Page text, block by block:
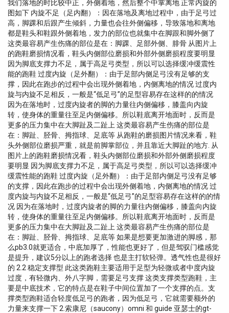
我们落地的时比较中正，外侧着地，然后整个中掌离地 正常内旋的
图如下 内旋不足（足内翻）：因在落地及离地过程中，由于足弓过
高，脚踝和后跟产生倾斜，力量也会往外侧偏移，导致落地和离地
都是鞋头和鞋跟外侧着地，发力的部位也就集中在脚跟和脚外侧了
这类最容易产生伤痛的部位是在：脚踝、足部外侧、腓骨 从图片上
的跑鞋磨损情况看，鞋头内侧部位磨损和外部外侧磨损程度要明显
因为脚底支撑力不足，属于高足弓类型，所以可以选择缓冲缓震性
能的跑鞋 过度内旋（足外翻）：由于足部内侧足弓没有足够的支
撑，因此在跑步的过程中会出现外侧着地，内侧离地的情况 过度内
旋与内旋不足相反，一般是“低足弓”的足型容易存在这样的的情况
因为在落地时，过度内旋者的脚的力量往内侧偏移，膝盖向内旋
转，使身体的重量往至足内侧偏移。所以鞋底离开地面时，反而是
更多的压力集中在大脚趾及二趾上 这类最容易产生伤痛的部位是
在：脚趾、胫骨、拇指球、足底等 从跑鞋的磨损图片情况来看，鞋
头外侧部位磨损严重，就是前脚掌部位，并且靠近大脚趾的地方. 从
图片上的跑鞋磨损情况看，鞋头内侧部位磨损和外部外侧磨损程度
要明显 因为脚底支撑力不足，属于高足弓类型，所以可以选择缓冲
缓震性能的跑鞋 过度内旋（足外翻）：由于足部内侧足弓没有足够
的支撑，因此在跑步的过程中会出现外侧着地，内侧离地的情况 过
度内旋与内旋不足相反，一般是“低足弓”的足型容易存在这样的的情
况 因为在落地时，过度内旋者的脚的力量往内侧偏移，膝盖向内旋
转，使身体的重量往至足内侧偏移。所以鞋底离开地面时，反而是
更多的压力集中在大脚趾及二趾上 这类最容易产生伤痛的部位是
在：脚趾、胫骨、拇指球、足底等 如果是想要更加激进的脚感，那
么pb3.0就更适合，中底加厚了，性能也更好了，但是驾驭门槛感觉
是提升，建议5分以上的跑者选择 也是主打软轻弹。透气性也是很好
的 2.2 稳定支撑型 此这类跑鞋主要适用于足型为轻微或者中度内旋
过度，有轻微内、外八字脚，需要足弓支撑 这类支撑类型跑鞋，主
要是中底技术，它的特点是在鞋子中间位置加了一个支撑的点。支
撑类型跑鞋适合轻度低足弓的跑者，因为低足弓，它就需要额外的
力量来支撑一下 2.索康尼（saucony）omni 和 guide 亚瑟士的gt-